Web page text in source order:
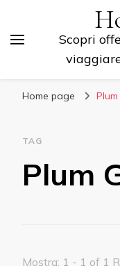
Scopri
Home page
TAG
Plum
Mostra: 1 - 1 of 1